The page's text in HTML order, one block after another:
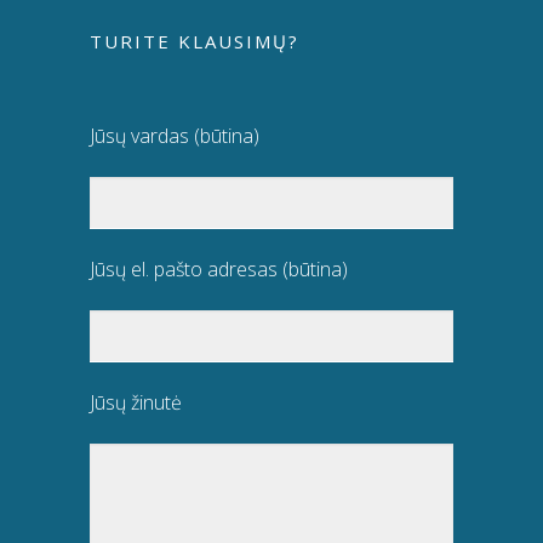
TURITE KLAUSIMŲ?
Jūsų vardas (būtina)
Jūsų el. pašto adresas (būtina)
Jūsų žinutė